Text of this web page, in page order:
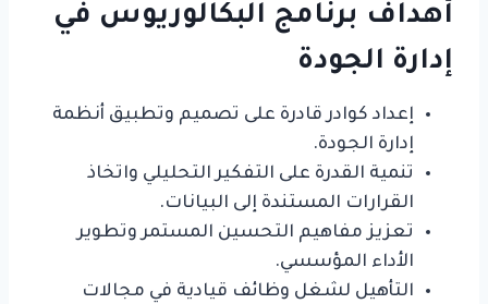
أهداف برنامج البكالوريوس في
إدارة الجودة
إعداد كوادر قادرة على تصميم وتطبيق أنظمة
إدارة الجودة.
تنمية القدرة على التفكير التحليلي واتخاذ
القرارات المستندة إلى البيانات.
تعزيز مفاهيم التحسين المستمر وتطوير
الأداء المؤسسي.
التأهيل لشغل وظائف قيادية في مجالات